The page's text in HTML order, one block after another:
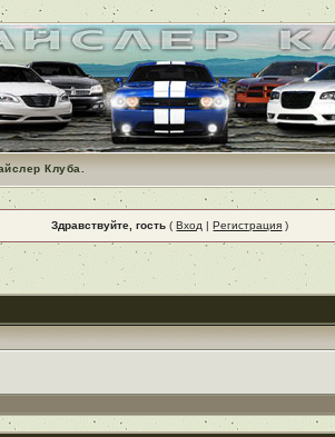
Клуба.
Здравствуйте, гость (Вход |Регистрация )